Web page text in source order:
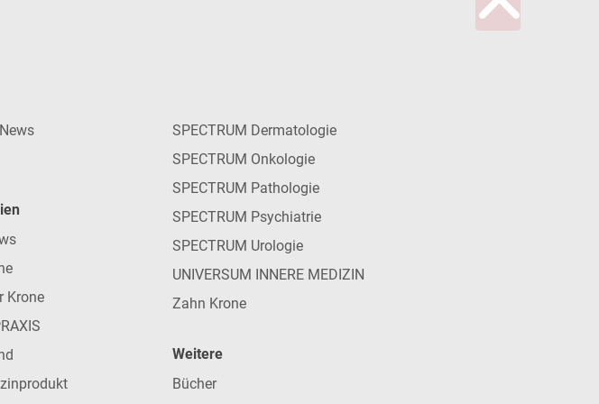
Krone
SPECTRUM Dermatologie
SPECTRUM Onkologie
SPECTRUM Pathologie
SPECTRUM Psychiatrie
SPECTRUM Urologie
UNIVERSUM INNERE MEDIZIN
Zahn Krone
Weitere
Bücher